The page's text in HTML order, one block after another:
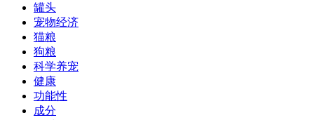
罐头
宠物经济
猫粮
狗粮
科学养宠
健康
功能性
成分